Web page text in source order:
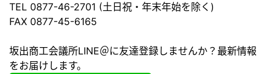
TEL 0877-46-2701 (土日祝・年末年始を除く)
FAX 0877-45-6165
坂出商工会議所LINE＠に友達登録しませんか？最新情報
をお届けします。